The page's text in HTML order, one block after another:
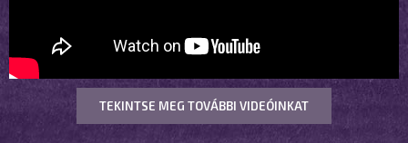
TEKINTSE MEG TOVÁBBI VIDEÓINKAT